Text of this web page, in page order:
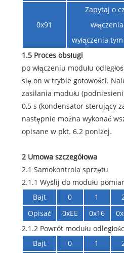
0x91
Zapytaj o
wyłączenia
1.5 Proces obsługi
po włączeniu modułu
się on w trybie gotowości.
zasilania modułu
0,5 s (kondensator sterujący
następnie można wykonać
opisane w pkt. 6.2 poniżej.
2 Umowa szczegółowa
2.1 Samokontrola sprzętu
2.1.1 Wyślij do modułu
Bajt
0 1
Opisać
0xEE 0x16
2.1.2 Powrót modułu
Bajt
0 1